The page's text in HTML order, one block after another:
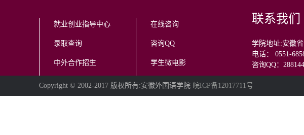
就业创业指导中心
录取查询
中外合作招生
在线咨询
咨询QQ
学生微电影
联系我们
学院地址:安徽
电话： 0551-
咨询QQ：
Copyright © 2002-2017 版权所有:安徽外国语学院 皖ICP备12017711号